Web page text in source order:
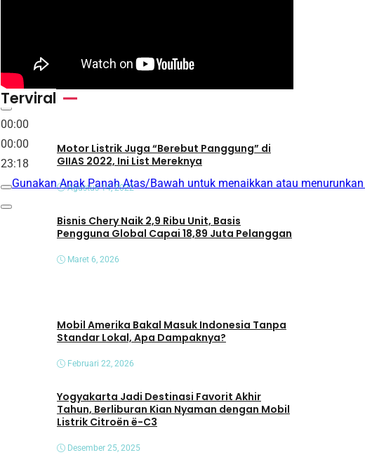
00:00
00:00
23:18
Gunakan Anak Panah Atas/Bawah untuk menaikkan atau
Terviral
Motor Listrik Juga “Berebut Panggung” di
GIIAS 2022, Ini List Mereknya
Agustus 14, 2022
Bisnis Chery Naik 2,9 Ribu Unit, Basis
Pengguna Global Capai 18,89 Juta Pelanggan
Maret 6, 2026
Mobil Amerika Bakal Masuk Indonesia Tanpa
Standar Lokal, Apa Dampaknya?
Februari 22, 2026
Yogyakarta Jadi Destinasi Favorit Akhir
Tahun, Berliburan Kian Nyaman dengan Mobil
Listrik Citroën ë-C3
Desember 25, 2025